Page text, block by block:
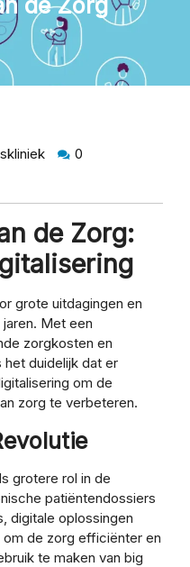
de Zorg
0
de Zorg:
grote uitdagingen en
Met een
zorgkosten en
duidelijk dat er
om de
zorg te verbeteren.
grotere rol in de
patiëntendossiers
digitale oplossingen
de zorg efficiënter en
te maken van big